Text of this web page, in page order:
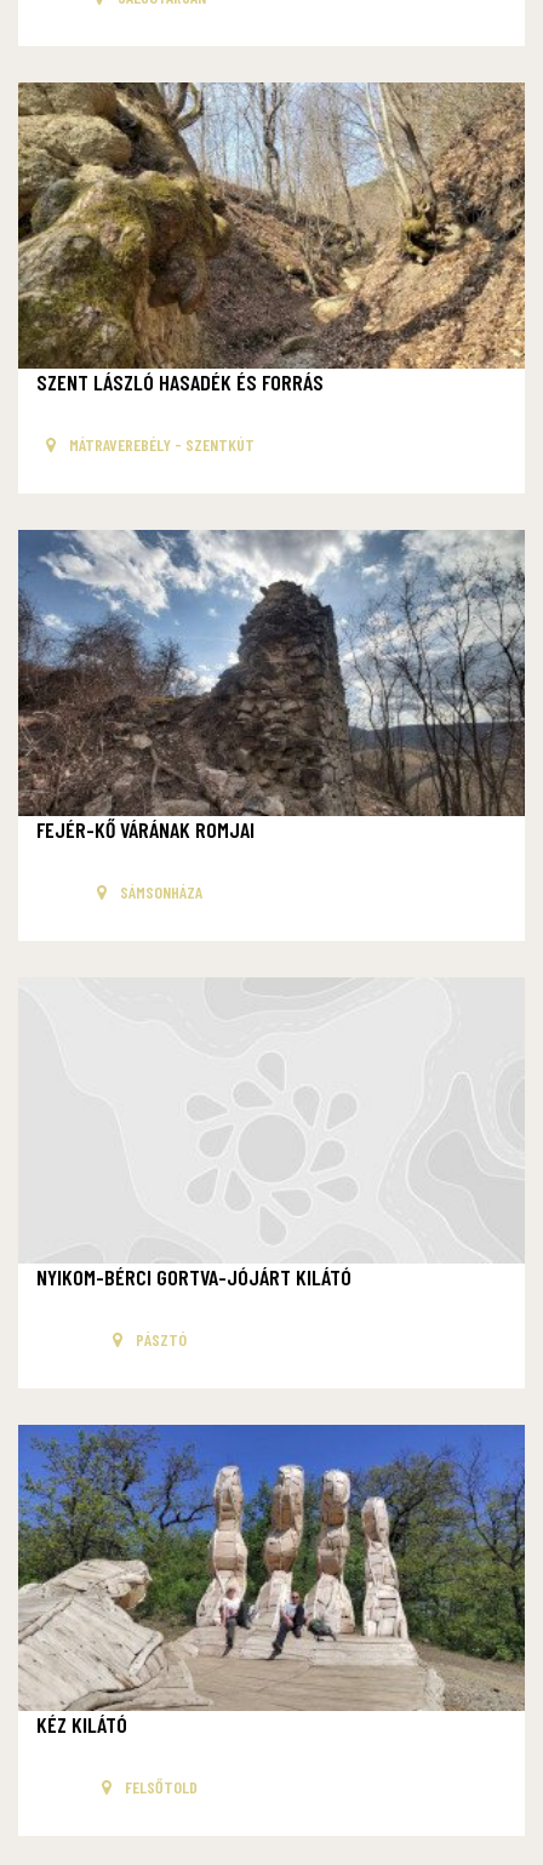
SZENT LÁSZLÓ HASADÉK ÉS FORRÁS
MÁTRAVEREBÉLY - SZENTKÚT
FEJÉR-KŐ VÁRÁNAK ROMJAI
SÁMSONHÁZA
NYIKOM-BÉRCI GORTVA-JÓJÁRT KILÁTÓ
PÁSZTÓ
KÉZ KILÁTÓ
FELSŐTOLD